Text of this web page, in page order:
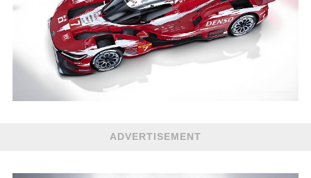
ADVERTISEMENT